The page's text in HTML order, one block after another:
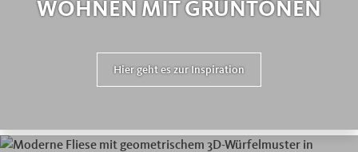
WOHNEN MIT GRÜNTÖNEN
Hier geht es zur Inspiration